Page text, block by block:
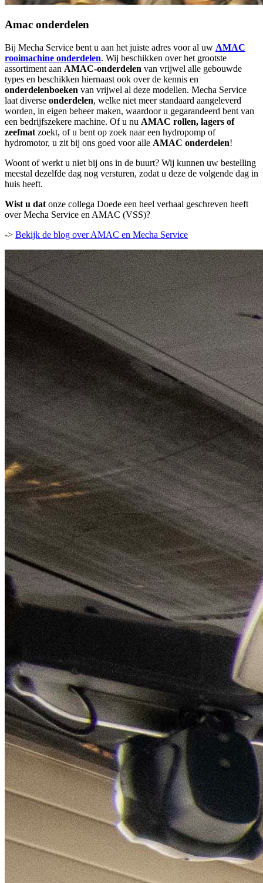
Amac onderdelen
Bij Mecha Service bent u aan het juiste adres voor al uw AMAC
rooimachine onderdelen. Wij beschikken over het grootste
assortiment aan AMAC-onderdelen van vrijwel alle gebouwde
types en beschikken hiernaast ook over de kennis en
onderdelenboeken van vrijwel al deze modellen. Mecha Service
laat diverse onderdelen, welke niet meer standaard aangeleverd
worden, in eigen beheer maken, waardoor u gegarandeerd bent van
een bedrijfszekere machine. Of u nu AMAC rollen, lagers of
zeefmat zoekt, of u bent op zoek naar een hydropomp of
hydromotor, u zit bij ons goed voor alle AMAC onderdelen!
Woont of werkt u niet bij ons in de buurt? Wij kunnen uw bestelling
meestal dezelfde dag nog versturen, zodat u deze de volgende dag in
huis heeft.
Wist u dat onze collega Doede een heel verhaal geschreven heeft
over Mecha Service en AMAC (VSS)?
-> Bekijk de blog over AMAC en Mecha Service